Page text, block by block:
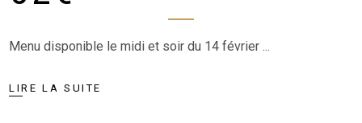
Menu disponible le midi et soir du 14 février